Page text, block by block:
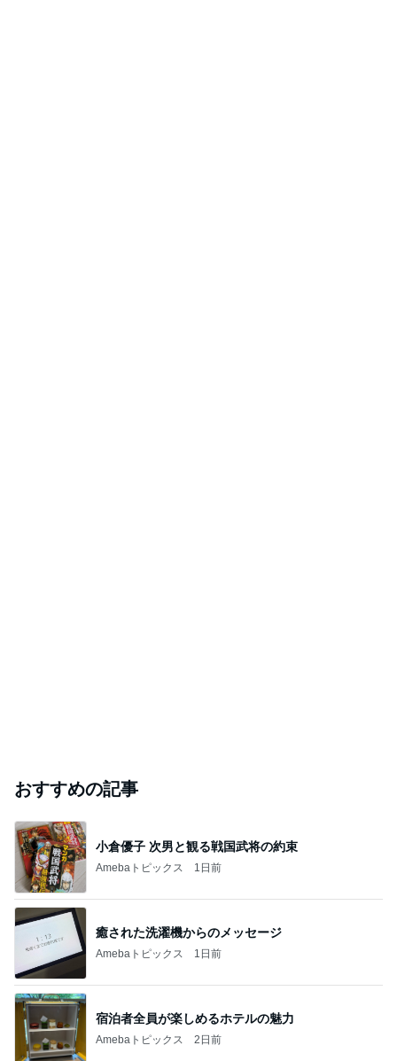
おすすめの記事
小倉優子 次男と観る戦国武将の約束
Amebaトピックス 1日前
癒された洗濯機からのメッセージ
Amebaトピックス 1日前
宿泊者全員が楽しめるホテルの魅力
Amebaトピックス 2日前